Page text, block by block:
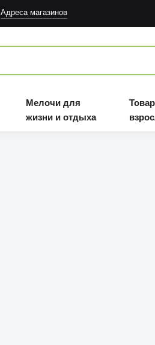
Адреса магазинов
Мелочи для
жизни и отдыха